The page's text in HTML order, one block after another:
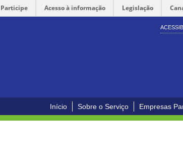
Participe Acesso à informação Legislação
Início Sobre o Serviço Empresas